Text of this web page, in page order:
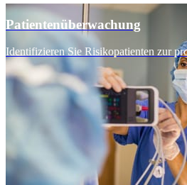
Patientenüberwachung
Identifizieren Sie Risikopatienten zur